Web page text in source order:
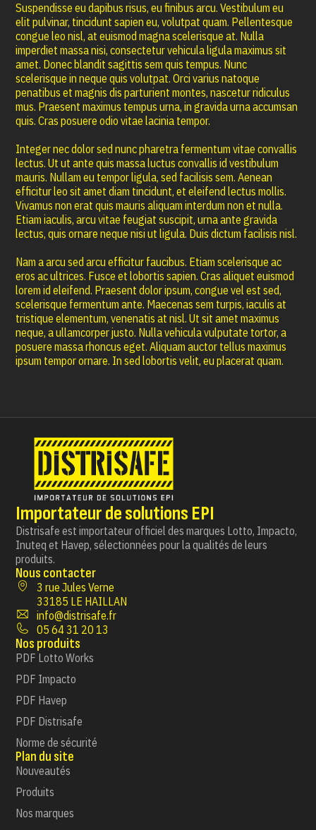
Suspendisse eu dapibus risus, eu finibus arcu. Vestibulum eu
elit pulvinar, tincidunt sapien eu, volutpat quam. Pellentesque
congue leo nisl, at euismod magna scelerisque at. Nulla
imperdiet massa nisi, consectetur vehicula ligula maximus sit
amet. Donec blandit sagittis sem quis tempus. Nunc
scelerisque in neque quis volutpat. Orci varius natoque
penatibus et magnis dis parturient montes, nascetur ridiculus
mus. Praesent maximus tempus urna, in gravida urna accumsan
quis. Cras posuere odio vitae lacinia tempor.
Integer nec dolor sed nunc pharetra fermentum vitae convallis
lectus. Ut ut ante quis massa luctus convallis id vestibulum
mauris. Nullam eu tempor ligula, sed facilisis sem. Aenean
efficitur leo sit amet diam tincidunt, et eleifend lectus mollis.
Vivamus non erat quis mauris aliquam interdum non et nulla.
Etiam iaculis, arcu vitae feugiat suscipit, urna ante gravida
lectus, quis ornare neque nisi ut ligula. Duis dictum facilisis nisl.
Nam a arcu sed arcu efficitur faucibus. Etiam scelerisque ac
eros ac ultrices. Fusce et lobortis sapien. Cras aliquet euismod
lorem id eleifend. Praesent dolor ipsum, congue vel est sed,
scelerisque fermentum ante. Maecenas sem turpis, iaculis at
tristique elementum, venenatis at nisl. Ut sit amet maximus
neque, a ullamcorper justo. Nulla vehicula vulputate tortor, a
posuere massa rhoncus eget. Aliquam auctor tellus maximus
ipsum tempor ornare. In sed lobortis velit, eu placerat quam.
Importateur de solutions EPI
Distrisafe est importateur officiel des marques Lotto, Impacto,
Inuteq et Havep, sélectionnées pour la qualités de leurs
produits.
Nous contacter
3 rue Jules Verne
33185 LE HAILLAN
info@distrisafe.fr
05 64 31 20 13
Nos produits
PDF Lotto Works
PDF Impacto
PDF Havep
PDF Distrisafe
Norme de sécurité
Plan du site
Nouveautés
Produits
Nos marques